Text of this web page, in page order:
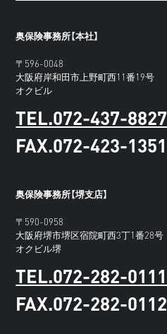
奥保険事務所【本社】
〒596-0048
大阪府岸和田市上野町西11番19号
オクビル
TEL.072-437-8827
FAX.072-423-1351
奥保険事務所【堺支店】
〒590-0958
大阪府堺市堺区宿院町西3丁1番28号
オクビル堺
TEL.072-282-0111
FAX.072-282-0112